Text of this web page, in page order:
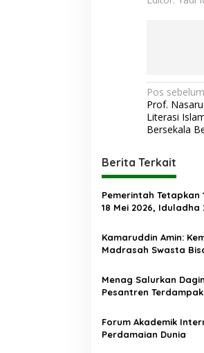
N
a
v
g
a
s
i
p
o
s
Pos
Prof.
Literasi
Bersekala
Berita Terkait
Pemerintah Tetapkan
18 Mei 2026, Iduladha
Kamaruddin Amin:
Madrasah Swasta
Menag Salurkan
Pesantren
Forum Akademik
Perdamaian Dunia